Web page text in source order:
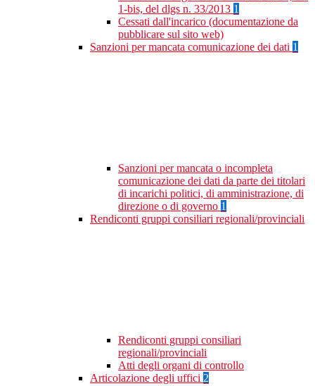
1-bis, del dlgs n. 33/2013 1
Cessati dall'incarico (documentazione da
pubblicare sul sito web)
Sanzioni per mancata comunicazione dei dati 1
Sanzioni per mancata o incompleta
comunicazione dei dati da parte dei titolari
di incarichi politici, di amministrazione, di
direzione o di governo 1
Rendiconti gruppi consiliari regionali/provinciali
Rendiconti gruppi consiliari
regionali/provinciali
Atti degli organi di controllo
Articolazione degli uffici 2